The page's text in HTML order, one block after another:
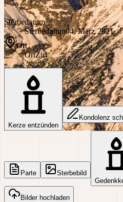
Sterbedatum
Sterbedatum04. März 2021
Ort
OrtZirl
Kerze entzünden
Kondolenz
Parte
Sterbebild
Bilder hochladen